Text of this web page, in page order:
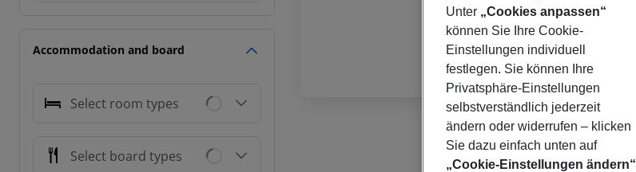
Accommodation and board
Select room types
Select board types
Unter „Cookies anpassen“
können Sie Ihre Cookie-
Einstellungen individuell
festlegen. Sie können Ihre
Privatsphäre-Einstellungen
selbstverständlich jederzeit
ändern oder widerrufen – klicken
Sie dazu einfach unten auf
„Cookie-Einstellungen ändern“